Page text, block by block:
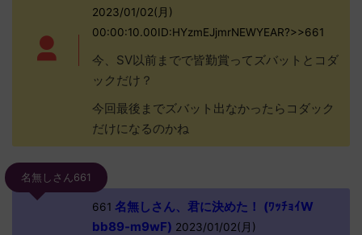
2023/01/02(月)
00:00:10.00ID:HYzmEJjmrNEWYEAR?>>661
今、SV以前までで皆勤賞ってズバットとコダ
ックだけ？
今回最後までズバット出なかったらコダック
だけになるのかね
名無しさん661
661 名無しさん、君に決めた！ (ﾜｯﾁｮｲW
bb89-m9wF) 2023/01/02(月)